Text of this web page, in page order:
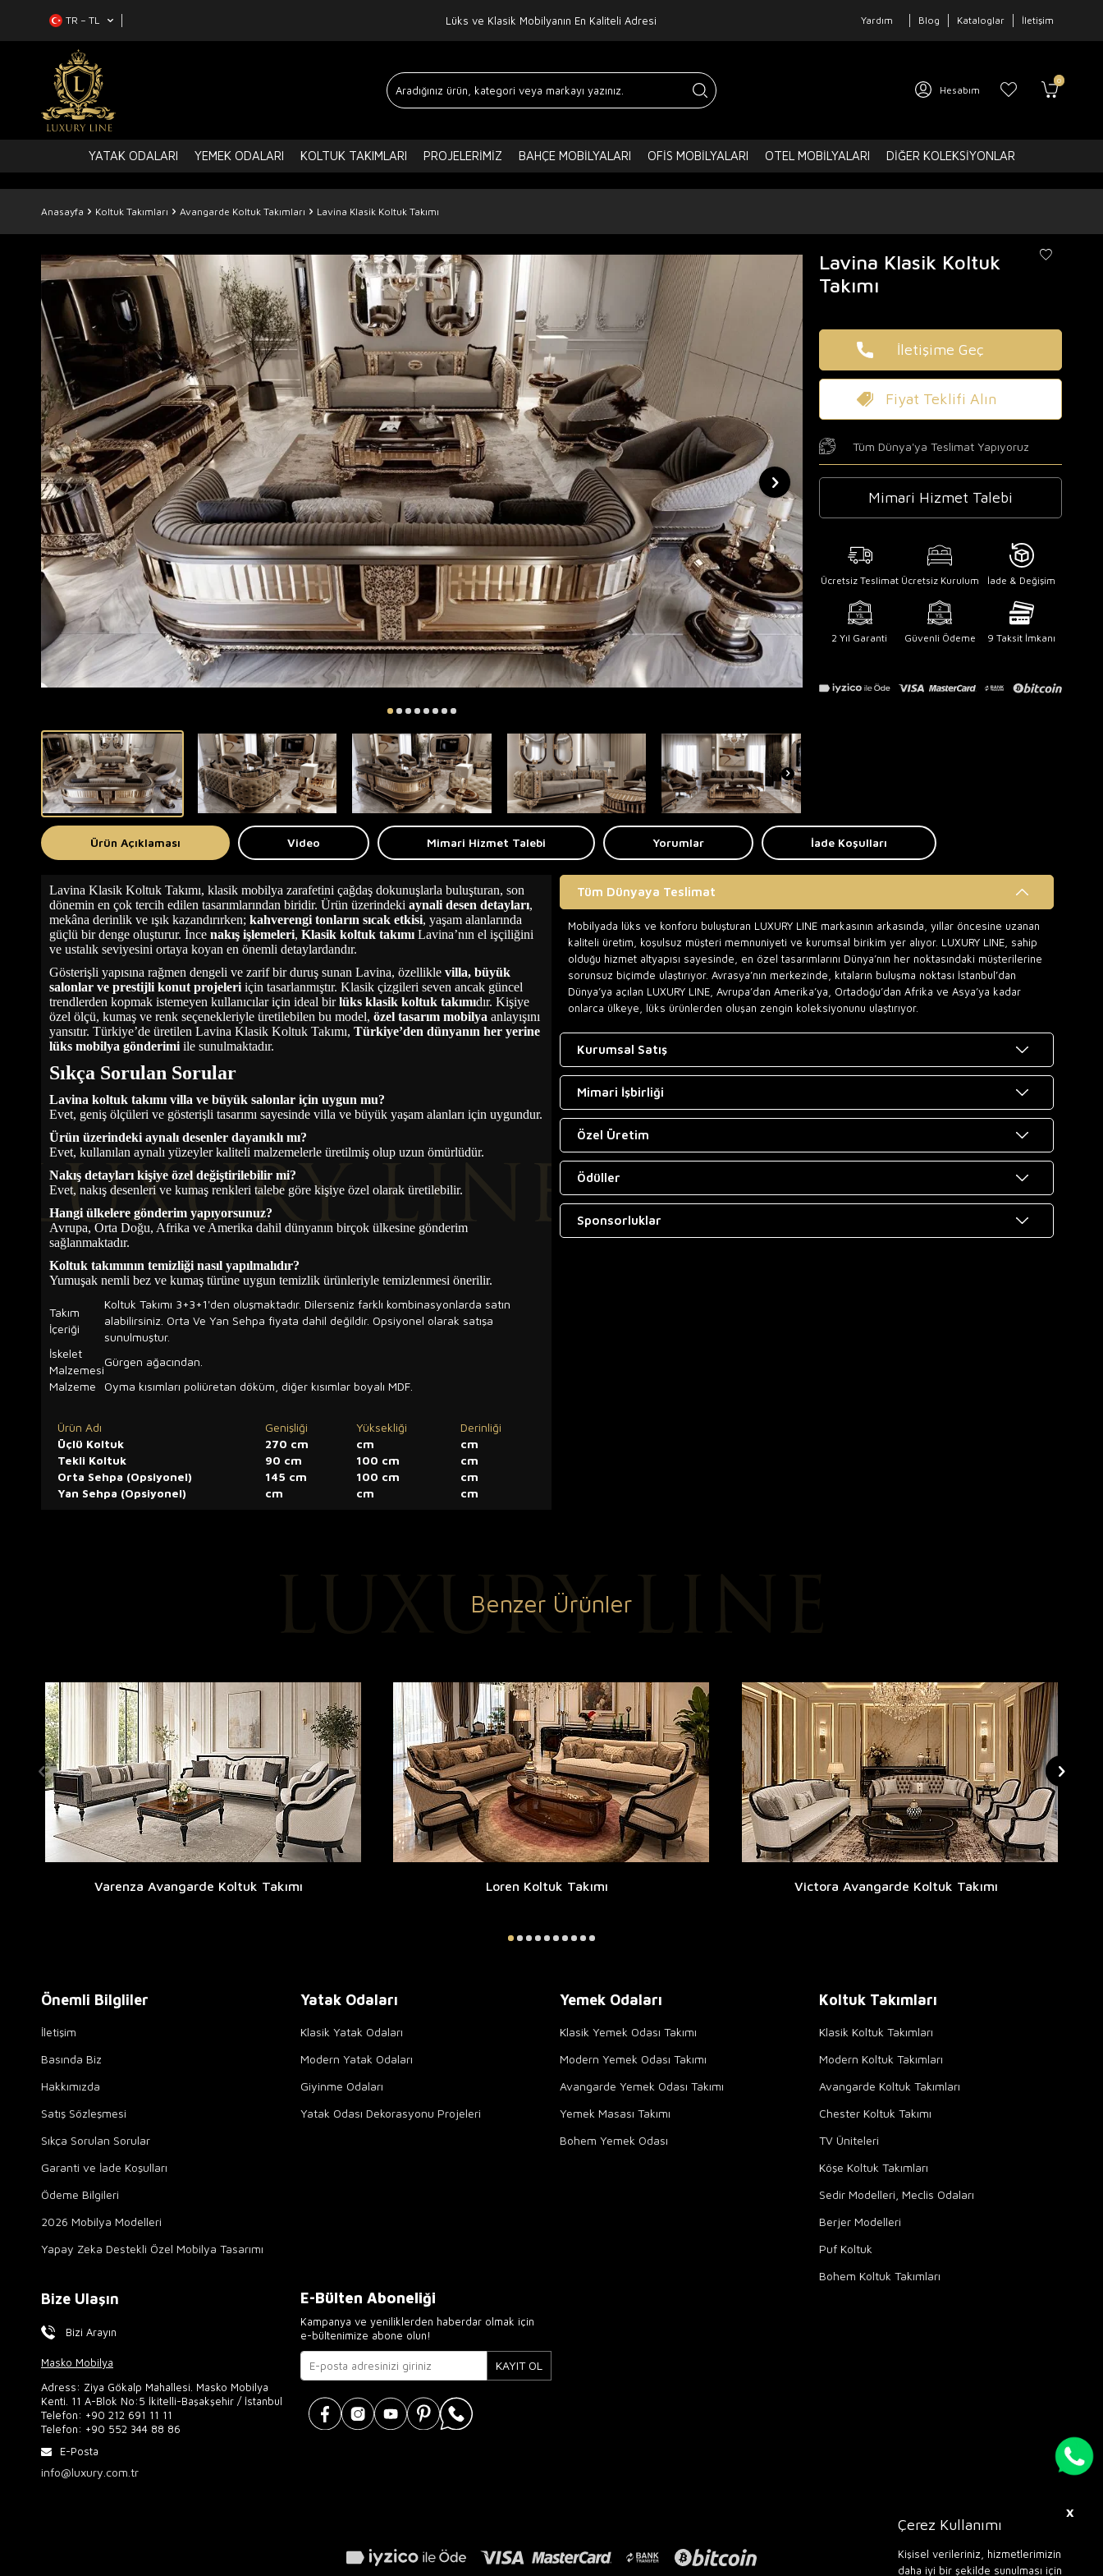
X
Çerez Kullanımı
Kişisel verileriniz, hizmetlerimizin
daha iyi bir şekilde sunulması için
TR − TL Lüks ve Klasik Mobilyanın En Kaliteli Adresi Yardım Blog Kataloglar İletişim
Hesabım
0
YATAK ODALARI YEMEK ODALARI KOLTUK TAKIMLARI PROJELERIMIZ BAHÇE MOBILYALARI OFIS MOBILYALARI OTEL MOBILYALARI DIĞER KOLEKSIYONLAR
Anasayfa Koltuk Takımları Avangarde Koltuk Takımları Lavina Klasik Koltuk Takımı
Lavina Klasik Koltuk
Takımı
İletişime Geç
Fiyat Teklifi Alın
Tüm Dünya'ya Teslimat Yapıyoruz
Mimari Hizmet Talebi
Ücretsiz Teslimat Ücretsiz Kurulum İade & Değişim
2 Yıl Garanti Güvenli Ödeme 9 Taksit İmkanı
Ürün Açıklaması Video Mimari Hizmet Talebi Yorumlar İade Koşulları
Lavina Klasik Koltuk Takımı, klasik mobilya zarafetini çağdaş dokunuşlarla buluşturan, son
dönemin en çok tercih edilen tasarımlarından biridir. Ürün üzerindeki aynali desen detayları,
mekâna derinlik ve ışık kazandırırken; kahverengi tonların sıcak etkisi, yaşam alanlarında
güçlü bir denge oluşturur. İnce nakış işlemeleri, Klasik koltuk takımı Lavina’nın el işçiliğini
ve ustalık seviyesini ortaya koyan en önemli detaylardandır.
Gösterişli yapısına rağmen dengeli ve zarif bir duruş sunan Lavina, özellikle villa, büyük
salonlar ve prestijli konut projeleri için tasarlanmıştır. Klasik çizgileri seven ancak güncel
trendlerden kopmak istemeyen kullanıcılar için ideal birlüks klasik koltuk takımıdır. Kişiye
özel ölçü, kumaş ve renk seçenekleriyle üretilebilen bu model, özel tasarım mobilya anlayışını
yansıtır. Türkiye’de üretilen Lavina Klasik Koltuk Takımı, Türkiye’den dünyanın her yerine
lüks mobilya gönderimi ile sunulmaktadır.
Sıkça Sorulan Sorular
Lavina koltuk takımı villa ve büyük salonlar için uygun mu?
Evet, geniş ölçüleri ve gösterişli tasarımı sayesinde villa ve büyük yaşam alanları için uygundur.
Ürün üzerindeki aynalı desenler dayanıklı mı?
Evet, kullanılan aynalı yüzeyler kaliteli malzemelerle üretilmiş olup uzun ömürlüdür.
Nakış detayları kişiye özel değiştirilebilir mi?
Evet, nakış desenleri ve kumaş renkleri talebe göre kişiye özel olarak üretilebilir.
Hangi ülkelere gönderim yapıyorsunuz?
Avrupa, Orta Doğu, Afrika ve Amerika dahil dünyanın birçok ülkesine gönderim
sağlanmaktadır.
Koltuk takımının temizliği nasıl yapılmalıdır?
Yumuşak nemli bez ve kumaş türüne uygun temizlik ürünleriyle temizlenmesi önerilir.
Takım
İçeriği
Koltuk Takımı 3+3+1'den oluşmaktadır. Dilerseniz farklı kombinasyonlarda satın
alabilirsiniz. Orta Ve Yan Sehpa fiyata dahil değildir. Opsiyonel olarak satışa
sunulmuştur.
İskelet
Malzemesi
Gürgen ağacından.
Malzeme
Oyma kısımları poliüretan döküm, diğer kısımlar boyalı MDF.
Ürün Adı Genişliği Yüksekliği
Derinliği
Üçlü Koltuk
270 cm cm
cm
Tekli Koltuk
90 cm 100 cm
cm
Orta Sehpa (Opsiyonel)
145 cm 100 cm
cm
Yan Sehpa (Opsiyonel)
cm cm cm
Tüm Dünyaya Teslimat
Mobilyada lüks ve konforu buluşturan LUXURY LINE markasının arkasında, yıllar öncesine uzanan
kaliteli üretim, koşulsuz müşteri memnuniyeti ve kurumsal birikim yer alıyor. LUXURY LINE, sahip
olduğu hizmet altyapısı sayesinde, en özel tasarımlarını Dünya’nın her noktasındaki müşterilerine
sorunsuz biçimde ulaştırıyor. Avrasya’nın merkezinde, kıtaların buluşma noktası İstanbul’dan
Dünya’ya açılan LUXURY LINE, Avrupa’dan Amerika’ya, Ortadoğu’dan Afrika ve Asya’ya kadar
onlarca ülkeye, lüks ürünlerden oluşan zengin koleksiyonunu ulaştırıyor.
Kurumsal Satış
Mimari İşbirliği
Özel Üretim
Ödüller
Sponsorluklar
Benzer Ürünler
Varenza Avangarde Koltuk Takımı Loren Koltuk Takımı Victora Avangarde Koltuk Takımı
Önemli Bilgliler
İletişim
Basında Biz
Hakkımızda
Satış Sözleşmesi
Sıkça Sorulan Sorular
Garanti ve İade Koşulları
Ödeme Bilgileri
2026 Mobilya Modelleri
Yapay Zeka Destekli Özel Mobilya Tasarımı
Yatak Odaları
Klasik Yatak Odaları
Modern Yatak Odaları
Giyinme Odaları
Yatak Odası Dekorasyonu Projeleri
Yemek Odaları
Klasik Yemek Odası Takımı
Modern Yemek Odası Takımı
Avangarde Yemek Odası Takımı
Yemek Masası Takımı
Bohem Yemek Odası
Koltuk Takımları
Klasik Koltuk Takımları
Modern Koltuk Takımları
Avangarde Koltuk Takımları
Chester Koltuk Takımı
TV Üniteleri
Köşe Koltuk Takımları
Sedir Modelleri, Meclis Odaları
Berjer Modelleri
Puf Koltuk
Bohem Koltuk Takımları
Bize Ulaşın
Bizi Arayın
Masko Mobilya
Adress: Ziya Gökalp Mahallesi. Masko Mobilya
Kenti. 11 A-Blok No:5 İkitelli-Başakşehir / İstanbul
Telefon: +90 212 691 11 11
Telefon: +90 552 344 88 86
E-Posta
info@luxury.com.tr
E-Bülten Aboneliği
Kampanya ve yeniliklerden haberdar olmak için
e-bültenimize abone olun!
KAYIT OL